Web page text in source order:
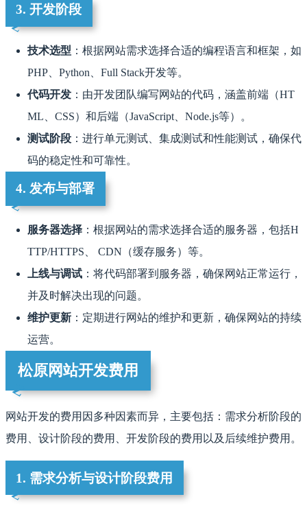
3. 开发阶段
技术选型 ：根据网站需求选择合适的编程语言和框架，如
PHP、Python、Full Stack开发等。
代码开发 ：由开发团队编写网站的代码，涵盖前端（HT
ML、CSS）和后端（JavaScript、Node.js等）。
测试阶段 ：进行单元测试、集成测试和性能测试，确保代
码的稳定性和可靠性。
4. 发布与部署
服务器选择 ：根据网站的需求选择合适的服务器，包括H
TTP/HTTPS、 CDN（缓存服务）等。
上线与调试 ：将代码部署到服务器，确保网站正常运行，
并及时解决出现的问题。
维护更新 ：定期进行网站的维护和更新，确保网站的持续
运营。
松原网站开发费用
网站开发的费用因多种因素而异，主要包括：需求分析阶段的
费用、设计阶段的费用、开发阶段的费用以及后续维护费用。
1. 需求分析与设计阶段费用